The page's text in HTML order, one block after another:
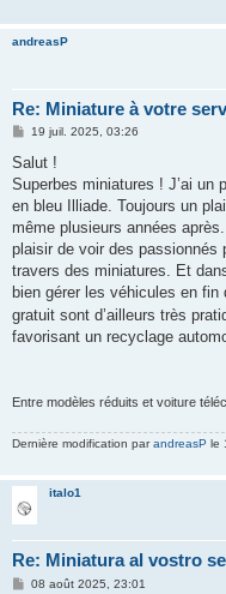
andreasP
Re: Miniature à votre
M
s
a
g
19 juil. 2025, 03:26
Salut !
Superbes miniatures ! J’ai un
en bleu Illiade. Toujours un
même plusieurs années
plaisir de voir des passionnés
travers des miniatures. Et
bien gérer les véhicules en fin
gratuit sont d’ailleurs très
favorisant un recyclage
Entre modèles réduits et voiture
Dernière modification parandreasP le
italo1
Re: Miniatura al vostro
M08 août 2025, 23:01